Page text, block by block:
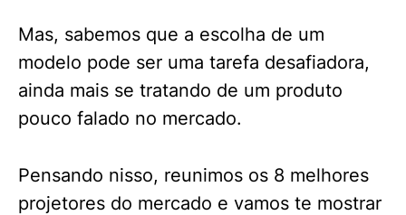
Mas, sabemos que a escolha de um
modelo pode ser uma tarefa desafiadora,
ainda mais se tratando de um produto
pouco falado no mercado.
Pensando nisso, reunimos os 8 melhores
projetores do mercado e vamos te mostrar